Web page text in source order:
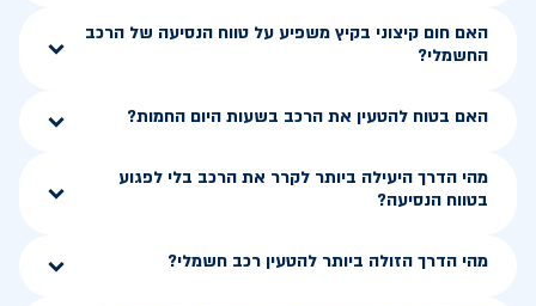
האם חום קיצוני בקיץ משפיע על טווח הנסיעה של הרכב
החשמלי?
האם בטוח להטעין את הרכב בשעות היום החמות?
מהי הדרך היעילה ביותר לקרר את הרכב בלי לפגוע
בטווח הנסיעה?
מהי הדרך הזולה ביותר להטעין רכב חשמלי?